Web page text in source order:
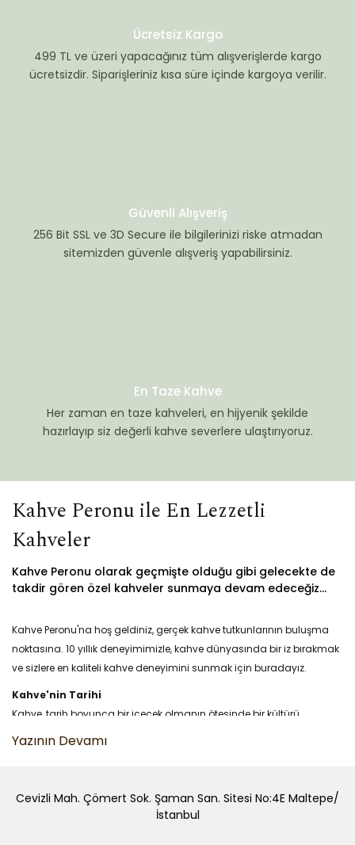
Ücretsiz Kargo
499 TL ve üzeri yapacağınız tüm alışverişlerde kargo
ücretsizdir. Siparişleriniz kısa süre içinde kargoya verilir.
Güvenli Alışveriş
256 Bit SSL ve 3D Secure ile bilgilerinizi riske atmadan
sitemizden güvenle alışveriş yapabilirsiniz.
En Taze Kahve
Her zaman en taze kahveleri, en hijyenik şekilde
hazırlayıp siz değerli kahve severlere ulaştırıyoruz.
Kahve Peronu ile En Lezzetli
Kahveler
Kahve Peronu olarak geçmişte olduğu gibi gelecekte de
takdir gören özel kahveler sunmaya devam edeceğiz...
Kahve Peronu'na hoş geldiniz, gerçek kahve tutkunlarının buluşma
noktasına. 10 yıllık deneyimimizle, kahve dünyasında bir iz bırakmak
ve sizlere en kaliteli kahve deneyimini sunmak için buradayız.
Kahve'nin Tarihi
Kahve, tarih boyunca bir içecek olmanın ötesinde bir kültürü
Kahvenin sonsuz çeşitliliği ile tanışın. Arabica'dan Robusta'ya,
sıradan kahveden özel karışımlara kadar geniş bir kahve yelpazesini
Cevizli Mah. Çömert Sok. Şaman San. Sitesi No:4E Maltepe/
İstanbul